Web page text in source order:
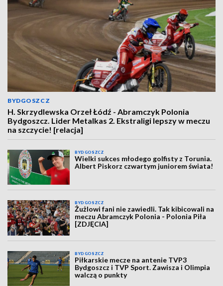
BYDGOSZCZ
H. Skrzydlewska Orzeł Łódź - Abramczyk Polonia
Bydgoszcz. Lider Metalkas 2. Ekstraligi lepszy w meczu
na szczycie! [relacja]
BYDGOSZCZ
Wielki sukces młodego golfisty z Torunia.
Albert Piskorz czwartym juniorem świata!
BYDGOSZCZ
Żużlowi fani nie zawiedli. Tak kibicowali na
meczu Abramczyk Polonia - Polonia Piła
[ZDJĘCIA]
BYDGOSZCZ
Piłkarskie mecze na antenie TVP3
Bydgoszcz i TVP Sport. Zawisza i Olimpia
walczą o punkty